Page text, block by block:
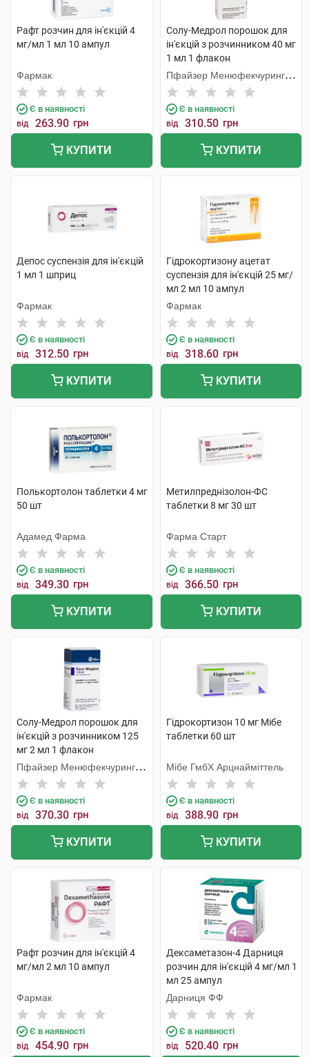
Рафт розчин для ін'єкцій 4
мг/мл 1 мл 10 ампул
Фармак
Є в наявності
від 263.90 грн
КУПИТИ
Солу-Медрол порошок для
ін'єкцій з розчинником 40 мг
1 мл 1 флакон
Пфайзер Менюфекчуринг
Бельгія
Є в наявності
від 310.50 грн
КУПИТИ
Депос суспензія для ін'єкцій
1 мл 1 шприц
Фармак
Є в наявності
від 312.50 грн
КУПИТИ
Гідрокортизону ацетат
суспензія для ін'єкцій 25 мг/
мл 2 мл 10 ампул
Фармак
Є в наявності
від 318.60 грн
КУПИТИ
Полькортолон таблетки 4 мг
50 шт
Адамед Фарма
Є в наявності
від 349.30 грн
КУПИТИ
Метилпреднізолон-ФС
таблетки 8 мг 30 шт
Фарма Старт
Є в наявності
від 366.50 грн
КУПИТИ
Солу-Медрол порошок для
ін'єкцій з розчинником 125
мг 2 мл 1 флакон
Пфайзер Менюфекчуринг
Бельгія
Є в наявності
від 370.30 грн
КУПИТИ
Гідрокортизон 10 мг Мібе
таблетки 60 шт
Мібе ГмбХ Арцнайміттель
Є в наявності
від 388.90 грн
КУПИТИ
Рафт розчин для ін'єкцій 4
мг/мл 2 мл 10 ампул
Фармак
Є в наявності
від 454.90 грн
Дексаметазон-4 Дарниця
розчин для ін'єкцій 4 мг/мл 1
мл 25 ампул
Дарниця ФФ
Є в наявності
від 520.40 грн